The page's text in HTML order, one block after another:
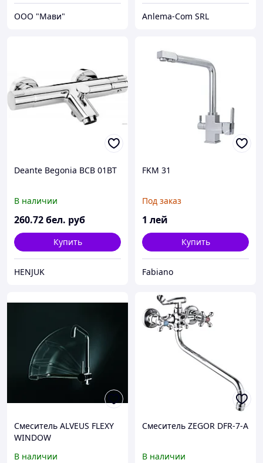
ООО "Мави" Anlema-Com SRL
Deante Begonia BCB 01BT
В наличии
260.72бел. руб
Купить
HENJUK
FKM 31
Под заказ
1 лей
Купить
Fabiano
Смеситель ALVEUS FLEXY
WINDOW
В наличии
Смеситель ZEGOR DFR-7-A
В наличии